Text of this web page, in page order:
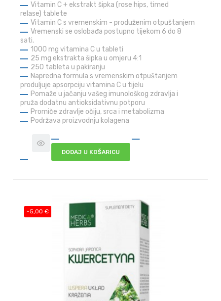
Vitamin C + ekstrakt šipka (rose hips, timed
relase) tablete
Vitamin C s vremenskim - produženim otpuštanjem
Vremenski se oslobađa postupno tijekom 6 do 8
sati.
1000 mg vitamina C u tableti
25 mg ekstrakta šipka u omjeru 4:1
250 tableta u pakiranju
Napredna formula s vremenskim otpuštanjem
produljuje apsorpciju vitamina C u tijelu
Pomaže u jačanju vašeg imunološkog zdravlja i
pruža dodatnu antioksidativnu potporu
Promiče zdravlje očiju, srca i metabolizma
Podržava proizvodnju kolagena
DODAJ U KOŠARICU
-5,00 €